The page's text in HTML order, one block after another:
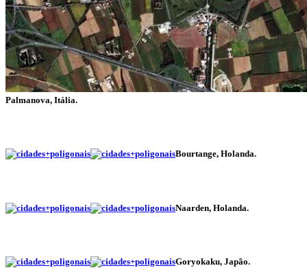
Palmanova, Itália.
Bourtange, Holanda.
Naarden, Holanda.
Goryokaku, Japão.